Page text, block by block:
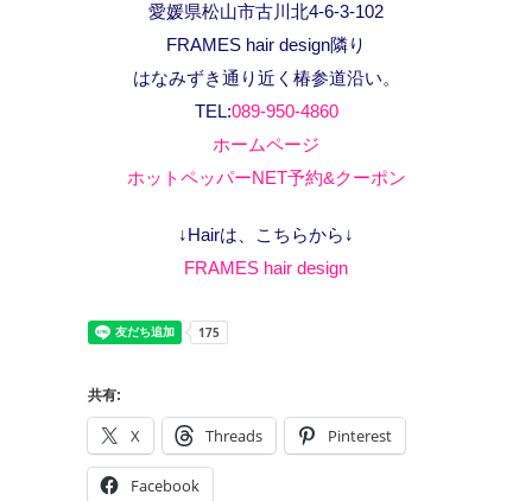
愛媛県松山市古川北4-6-3-102
FRAMES hair design隣り
はなみずき通り近く椿参道沿い。
TEL:089-950-4860
ホームページ
ホットペッパーNET予約&クーポン
↓Hairは、こちらから↓
FRAMES hair design
共有:
X Threads Pinterest
Facebook